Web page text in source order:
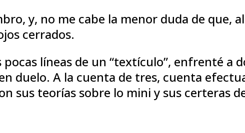
y, no me cabe la menor duda de que,
cerrados.
líneas de un “textículo”, enfrenté a
duelo. A la cuenta de tres, cuenta
sus teorías sobre lo mini y sus certeras